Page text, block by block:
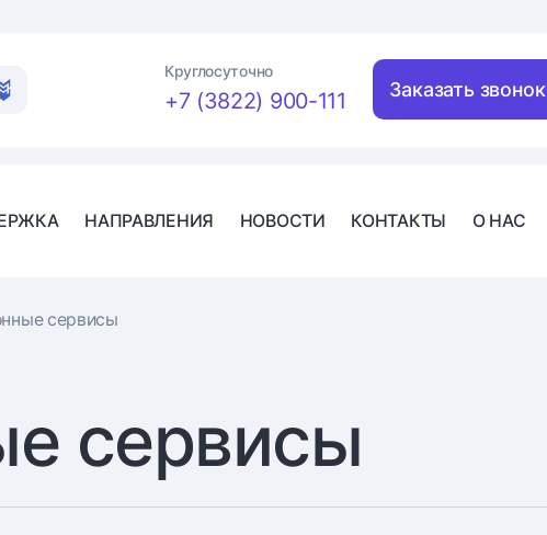
Круглосуточно
+7 (3822) 900-111 Заказать звонок
НАПРАВЛЕНИЯ НОВОСТИ КОНТАКТЫ О НАС
сервисы
сервисы